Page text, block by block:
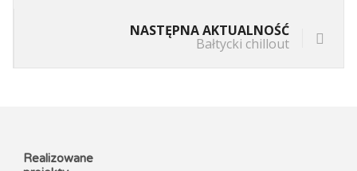
NASTĘPNA AKTUALNOŚĆ
Bałtycki chillout
Realizowane